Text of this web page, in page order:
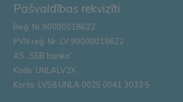
Pašvaldības rekvizīti
Reģ. Nr.90000018622
PVN reģ. Nr. LV 90000018622
AS „SEB banka”
Kods: UNLALV2X
Konts: LV58 UNLA 0025 0041 3033 5